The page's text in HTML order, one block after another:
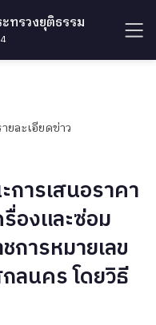
ทรวงยุติธรรม
ยละเอียดข่าว
ารเสนอราคา
องและซ่อม
การหมายเลข
นคร โดยวิธี